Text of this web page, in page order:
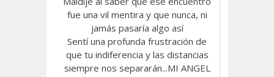
fue una vil mentira y que nunca, ni
jamás pasaría algo así
Sentí una profunda frustración de
que tu indiferencia y las distancias
siempre nos separarán...MI ANGEL